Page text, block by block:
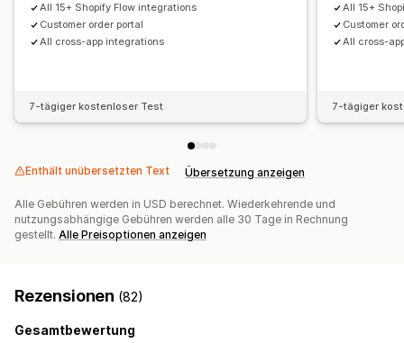
All 15+ Shopify Flow integrations
Customer order portal
All cross-app integrations
7-tägiger kostenloser Test
All 15+
Customer
All cross-
7-tägiger
Enthält unübersetzten Text Übersetzung anzeigen
Alle Gebühren werden in USD berechnet. Wiederkehrende und
nutzungsabhängige Gebühren werden alle 30 Tage in Rechnung
gestellt. Alle Preisoptionen anzeigen
Rezensionen (82)
Gesamtbewertung